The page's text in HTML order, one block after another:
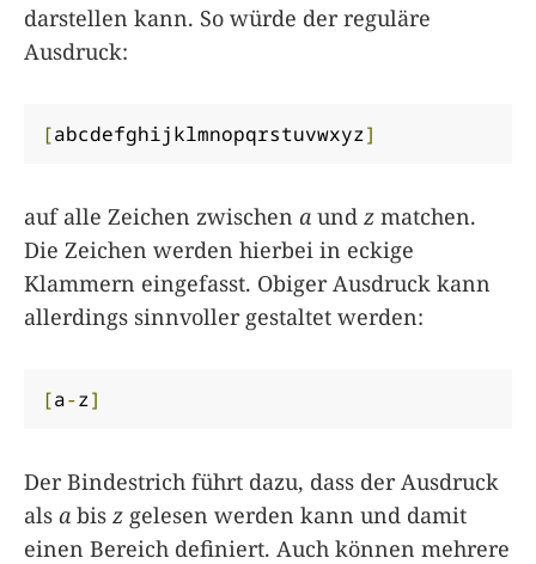
darstellen kann. So würde der reguläre
Ausdruck:
[abcdefghijklmnopqrstuvwxyz]
auf alle Zeichen zwischen a und z matchen.
Die Zeichen werden hierbei in eckige
Klammern eingefasst. Obiger Ausdruck kann
allerdings sinnvoller gestaltet werden:
[a-z]
Der Bindestrich führt dazu, dass der Ausdruck
als a bis z gelesen werden kann und damit
einen Bereich definiert. Auch können mehrere